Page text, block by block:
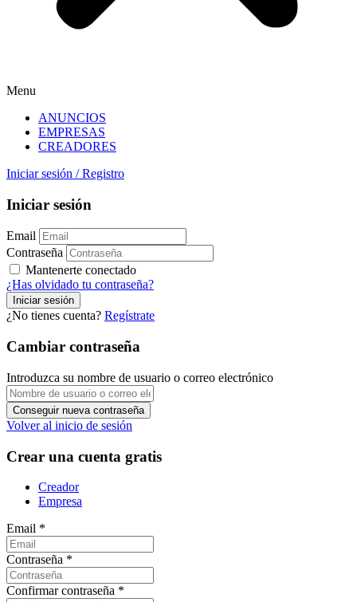
Menu
ANUNCIOS
EMPRESAS
CREADORES
Iniciar sesión / Registro
Iniciar sesión
Email
Contraseña
Mantenerte conectado
¿Has olvidado tu contraseña?
¿No tienes cuenta? Regístrate
Cambiar contraseña
Introduzca su nombre de usuario o correo electrónico
Volver al inicio de sesión
Crear una cuenta gratis
Creador
Empresa
Email *
Contraseña *
Confirmar contraseña *